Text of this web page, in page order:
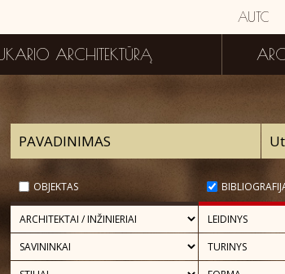
AUTC
ARCHITEKTŪRĄ
OBJEKTAS